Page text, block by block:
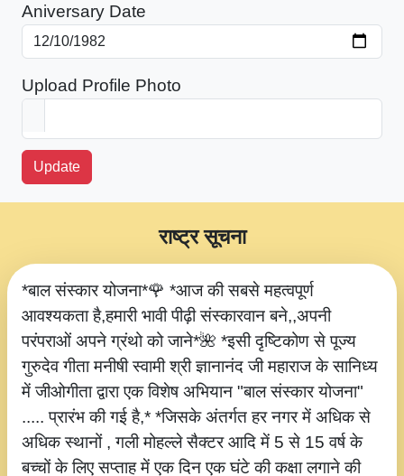
Aniversary Date
Upload Profile Photo
Update
*बाल संस्कार योजना*🌹 *आज की सबसे महत्वपूर्ण
आवश्यकता है,हमारी भावी पीढ़ी संस्कारवान बने,,अपनी
परंपराओं अपने ग्रंथो को जाने*🌺 *इसी दृष्टिकोण से पूज्य
गुरुदेव गीता मनीषी स्वामी श्री ज्ञानानंद जी महाराज के सानिध्य
में जीओगीता द्वारा एक विशेष अभियान "बाल संस्कार योजना"
..... प्रारंभ की गई है,* *जिसके अंतर्गत हर नगर में अधिक से
अधिक स्थानों , गली मोहल्ले सैक्टर आदि में 5 से 15 वर्ष के
बच्चों के लिए सप्ताह में एक दिन एक घंटे की कक्षा लगाने की
राष्ट्र सूचना